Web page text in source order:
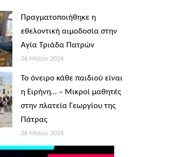
Πραγματοποιήθηκε η
εθελοντική αιμοδοσία στην
Αγία Τριάδα Πατρών
26 Μαΐου 2026
Το όνειρο κάθε παιδιού είναι
η Ειρήνη… – Μικροί μαθητές
στην πλατεία Γεωργίου της
Πάτρας
26 Μαΐου 2026